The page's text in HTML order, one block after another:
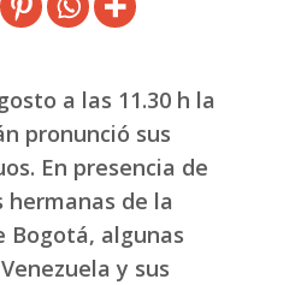
a las 11.30 h la
pronunció sus
En presencia de
de la
Bogotá, algunas
y sus